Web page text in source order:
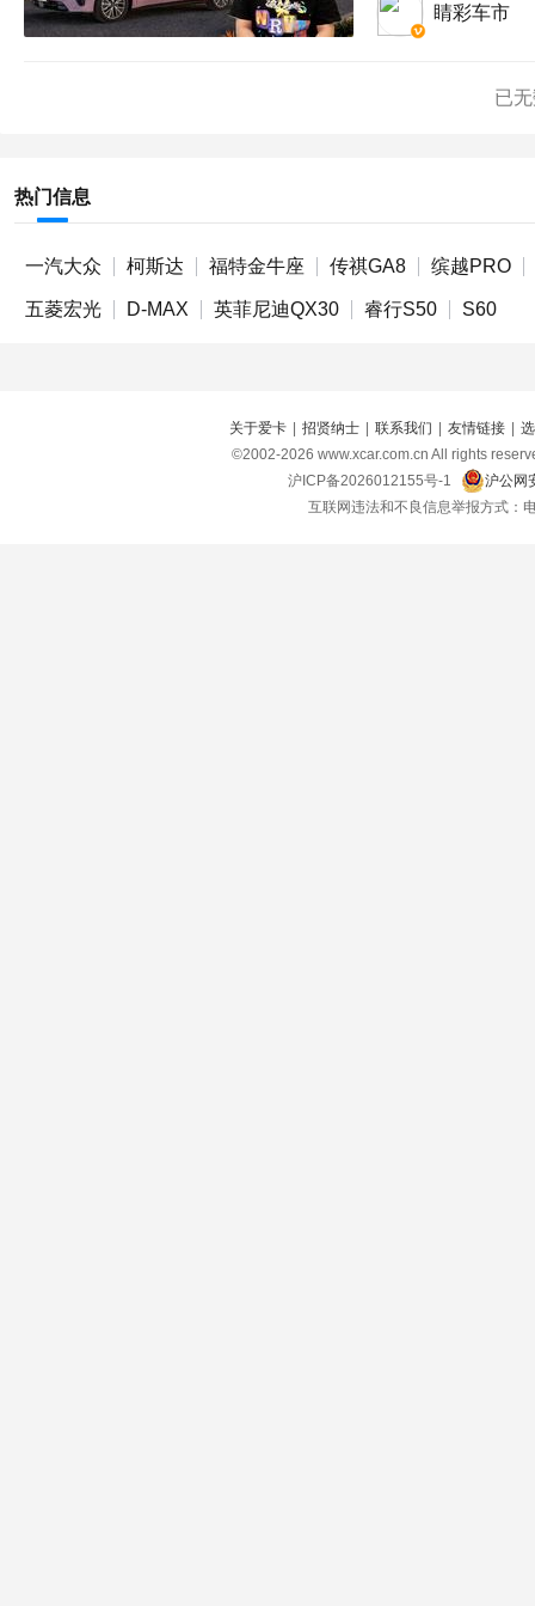
睛彩车市
已
热门信息
一汽大众 柯斯达 福特金牛座 传祺GA8 缤越PRO
五菱宏光 D-MAX 英菲尼迪QX30 睿行S50 S60
关于爱卡 | 招贤纳士 | 联系我们 | 友情链接 |
©2002-2026 www.xcar.com.cn All rights
沪ICP备2026012155号-1
沪公网
互联网违法和不良信息举报方式：